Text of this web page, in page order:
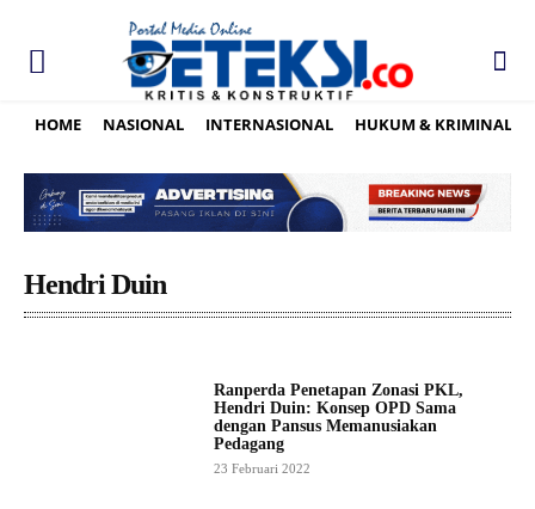
HOME NASIONAL INTERNASIONAL HUKUM & KRIMINAL
Hendri Duin
Ranperda Penetapan Zonasi PKL,
Hendri Duin: Konsep OPD Sama
dengan Pansus Memanusiakan
Pedagang
23 Februari 2022